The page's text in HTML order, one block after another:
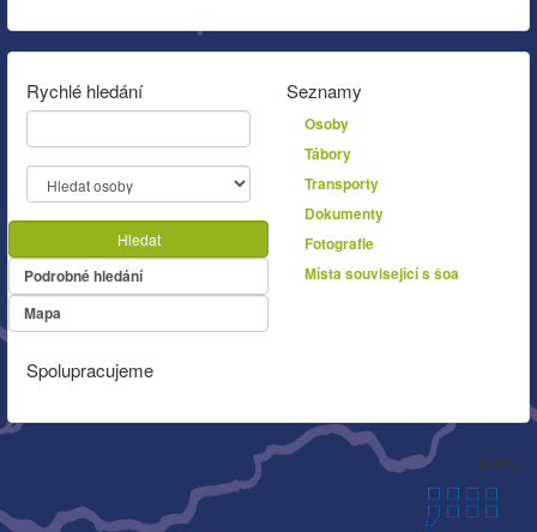
Rychlé hledání
Hledat
Podrobné hledání
Mapa
Seznamy
Osoby
Tábory
Transporty
Dokumenty
Fotografie
Místa související s šoa
Spolupracujeme
Autor